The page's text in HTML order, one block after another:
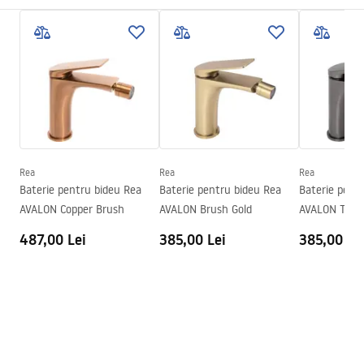
Culoare
Negru
Tip de gura de scurgere
Mobilă
Material
Alamă
Lungimea gurii
mm
Tehnologia de acoperire
Electroplating
Diametru pentru conectare
Instrucțiuni de asamblare
Condiții de garanție
Warranty_Terms_and_Conditions_Faucets_-_5.pdf
Rea
Baterie pentru bideu Rea
AVALON Copper Brush
487,00 Lei
Rea
Baterie pentru bideu Rea
AVALON Brush Gold
385,00 Lei
Rea
Baterie
AVALON
385,00